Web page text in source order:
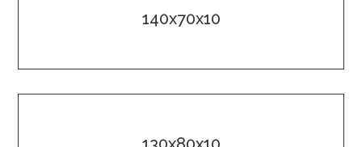
140x70x10